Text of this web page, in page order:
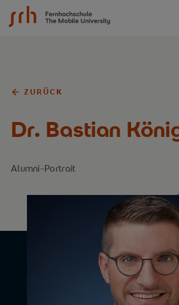
SRH Fernhochschule - The Mobile
ZURÜCK
Dr. Bastian
Alumni-Portrait